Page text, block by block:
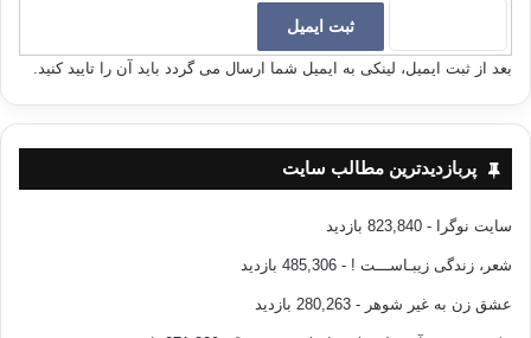
بعد از ثبت ایمیل، لینکی به ایمیل شما ارسال می گردد باید آن را تایید کنید.
پربازدیدترین مطالب سایت
سایت نوگرا - 823,840 بازدید
شعر، زندگی زیبـاســـت ! - 485,306 بازدید
عشق زن به غیر شوهر - 280,263 بازدید